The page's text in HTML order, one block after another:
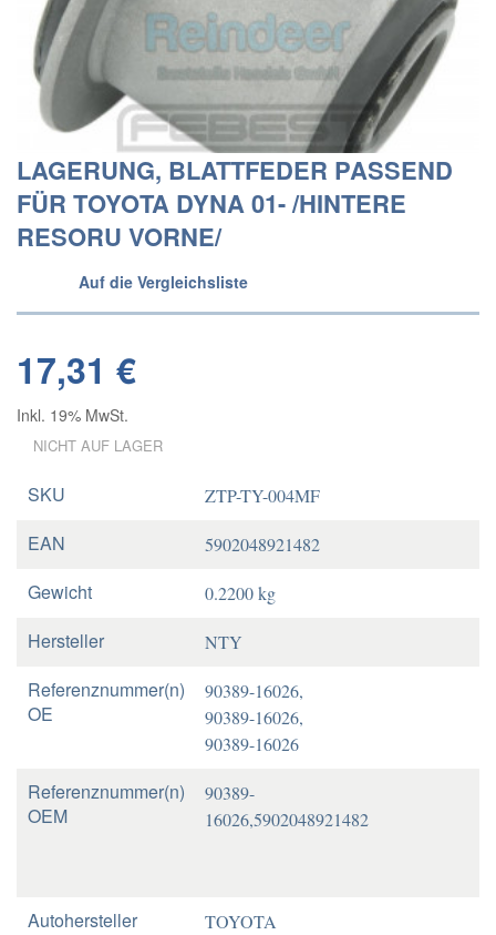
LAGERUNG, BLATTFEDER PASSEND
FÜR TOYOTA DYNA 01- /HINTERE
RESORU VORNE/
Auf die Vergleichsliste
17,31 €
Inkl. 19% MwSt.
NICHT AUF LAGER
SKU ZTP-TY-004MF
EAN 5902048921482
Gewicht 0.2200 kg
Hersteller NTY
Referenznummer(n)
OE
90389-16026,
90389-16026,
90389-16026
Referenznummer(n)
OEM
90389-
16026,5902048921482
Autohersteller TOYOTA